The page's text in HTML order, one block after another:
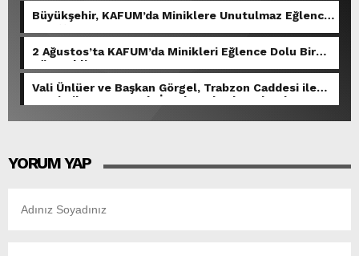
Büyükşehir, KAFUM’da Miniklere Unutulmaz Eğlence
2 Ağustos’ta KAFUM’da Minikleri Eğlence Dolu Bir
Gün Bekliyor.
Vali Ünlüer ve Başkan Görgel, Trabzon Caddesi ile
Demirciler Çarşısı’nda İncelemelerde Bulundu.
YORUM YAP